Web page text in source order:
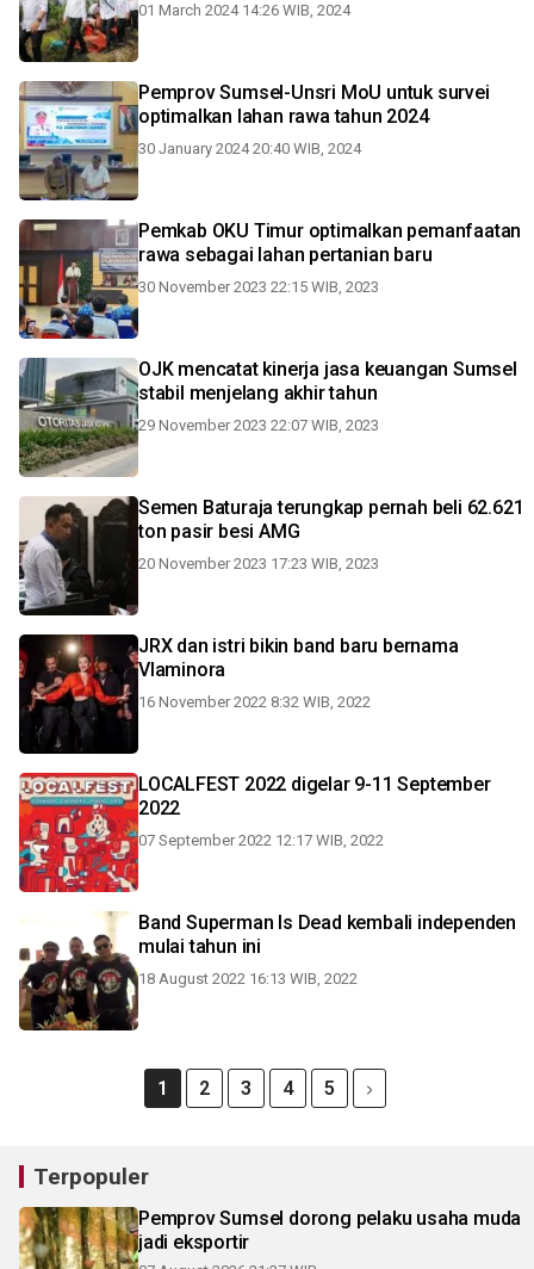
01 March 2024 14:26 WIB, 2024
Pemprov Sumsel-Unsri MoU untuk survei
optimalkan lahan rawa tahun 2024
30 January 2024 20:40 WIB, 2024
Pemkab OKU Timur optimalkan pemanfaatan
rawa sebagai lahan pertanian baru
30 November 2023 22:15 WIB, 2023
OJK mencatat kinerja jasa keuangan Sumsel
stabil menjelang akhir tahun
29 November 2023 22:07 WIB, 2023
Semen Baturaja terungkap pernah beli 62.621
ton pasir besi AMG
20 November 2023 17:23 WIB, 2023
JRX dan istri bikin band baru bernama
Vlaminora
16 November 2022 8:32 WIB, 2022
LOCALFEST 2022 digelar 9-11 September
2022
07 September 2022 12:17 WIB, 2022
Band Superman Is Dead kembali independen
mulai tahun ini
18 August 2022 16:13 WIB, 2022
1 2 3 4 5
Terpopuler
Pemprov Sumsel dorong pelaku usaha muda
jadi eksportir